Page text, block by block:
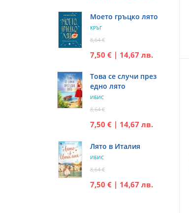
Моето гръцко лято
КРЪГ
8,64 €
7,50 € | 14,67 лв.
Това се случи през
едно лято
ИБИС
8,64 €
7,50 € | 14,67 лв.
Лято в Италия
ИБИС
8,64 €
7,50 € | 14,67 лв.